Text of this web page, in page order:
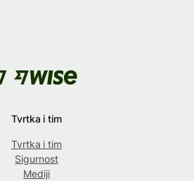
Tvrtka i tim
Tvrtka i tim
Sigurnost
Mediji